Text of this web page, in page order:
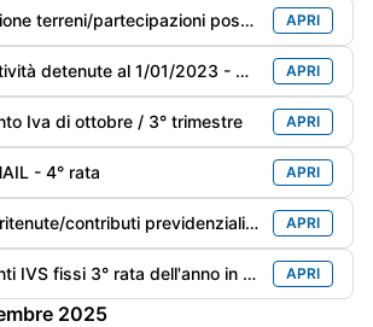
partecipazioni posseduti al 1/01/2023: 3° rata APRI
2023 - Rideterminazione di valore: 3° rata (ultima) dell'imposta sostitutiva (del 14%) APRI
Iva di ottobre / 3° trimestre APRI
- 4° rata APRI
Versamento ritenute/contributi previdenziali del mese di ottobre APRI
IVS fissi 3° rata dell'anno in corso APRI
2025